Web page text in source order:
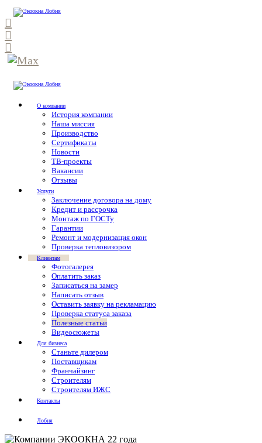
О компании
История компании
Наша миссия
Производство
Сертификаты
Новости
ТВ-проекты
Вакансии
Отзывы
Услуги
Заключение договора на дому
Кредит и рассрочка
Монтаж по ГОСТу
Гарантии
Ремонт и модернизация окон
Проверка тепловизором
Клиентам
Фотогалерея
Оплатить заказ
Записаться на замер
Написать отзыв
Оставить заявку на рекламацию
Проверка статуса заказа
Полезные статьи
Видеосюжеты
Для бизнеса
Станьте дилером
Поставщикам
Франчайзинг
Строителям
Строителям ИЖС
Контакты
Лобня